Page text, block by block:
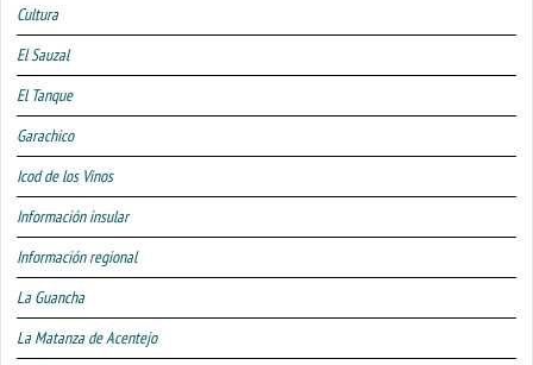
Cultura
El Sauzal
El Tanque
Garachico
Icod de los Vinos
Información insular
Información regional
La Guancha
La Matanza de Acentejo